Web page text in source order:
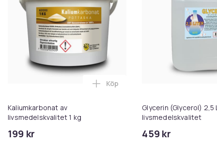
Kaliumkarbonat av
livsmedelskvalitet 1 kg
199 kr
Lägg till Kaliumkarbonat av
Köp
Glycerin (Glycerol) 2,5
livsmedelskvalitet
459 kr